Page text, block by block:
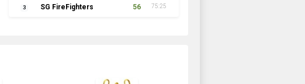
3 SG FireFighters 56 75:25